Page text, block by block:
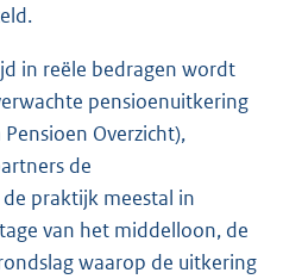
in reële bedragen wordt
pensioenuitkering
Overzicht),
de
praktijk meestal in
van het middelloon, de
waarop de uitkering